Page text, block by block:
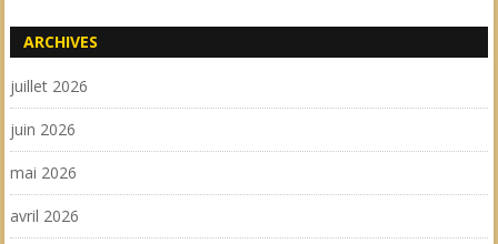
ARCHIVES
juillet 2026
juin 2026
mai 2026
avril 2026